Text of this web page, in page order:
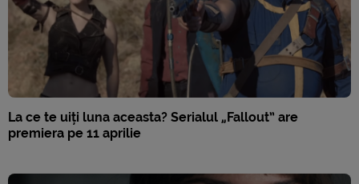
La ce te uiți luna aceasta? Serialul „Fallout” are
premiera pe 11 aprilie